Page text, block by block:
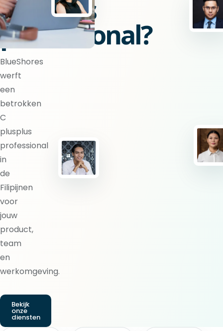
plusplus
professional?
BlueShores
werft
een
betrokken
C
plusplus
professional
in
de
Filipijnen
voor
jouw
product,
team
en
werkomgeving.
Bekijk
onze
diensten